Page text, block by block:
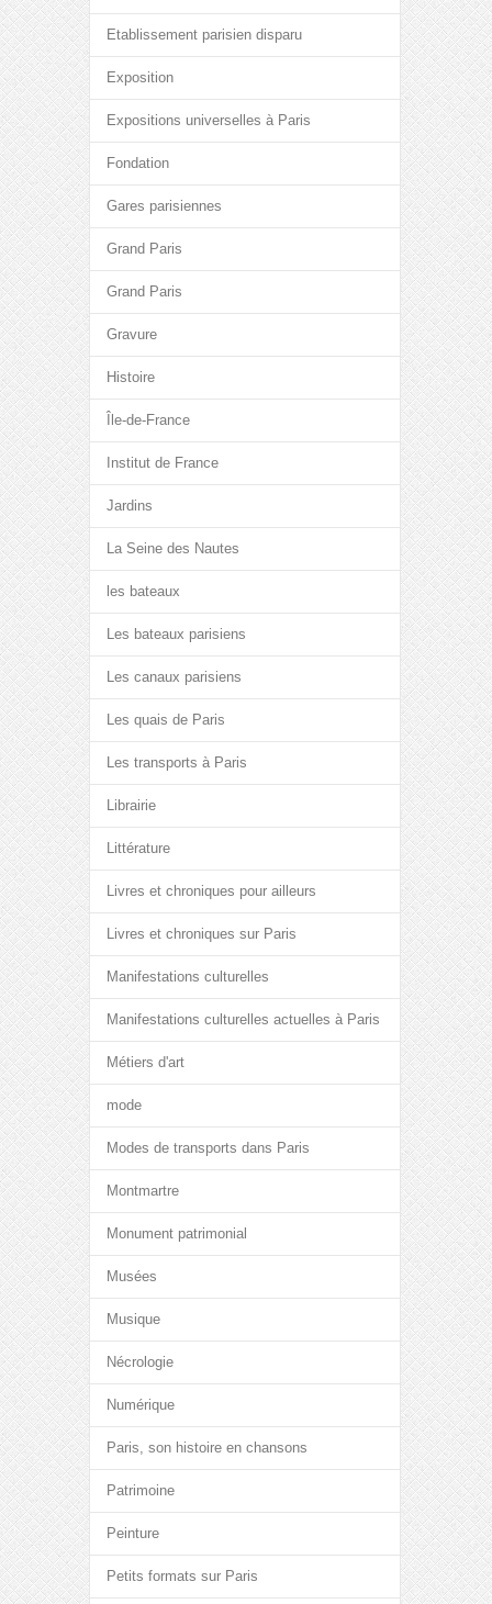
Etablissement parisien disparu
Exposition
Expositions universelles à Paris
Fondation
Gares parisiennes
Grand Paris
Grand Paris
Gravure
Histoire
Île-de-France
Institut de France
Jardins
La Seine des Nautes
les bateaux
Les bateaux parisiens
Les canaux parisiens
Les quais de Paris
Les transports à Paris
Librairie
Littérature
Livres et chroniques pour ailleurs
Livres et chroniques sur Paris
Manifestations culturelles
Manifestations culturelles actuelles à Paris
Métiers d'art
mode
Modes de transports dans Paris
Montmartre
Monument patrimonial
Musées
Musique
Nécrologie
Numérique
Paris, son histoire en chansons
Patrimoine
Peinture
Petits formats sur Paris